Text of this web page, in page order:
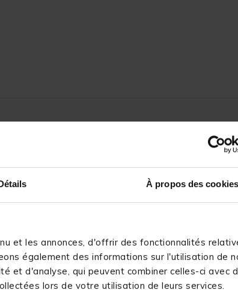
À propos des cookies
et les annonces, d'offrir des fonctionnalités
également des informations sur l'utilisation de
et d'analyse, qui peuvent combiner celles-ci avec
lors de votre utilisation de leurs services.